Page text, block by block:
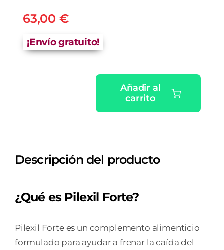
63,00 €
¡Envío gratuito!
CAPSULAS
Añadir al
carrito
Descripción del producto
¿Qué es Pilexil Forte?
Pilexil Forte es un complemento alimenticio
formulado para ayudar a frenar la caída del